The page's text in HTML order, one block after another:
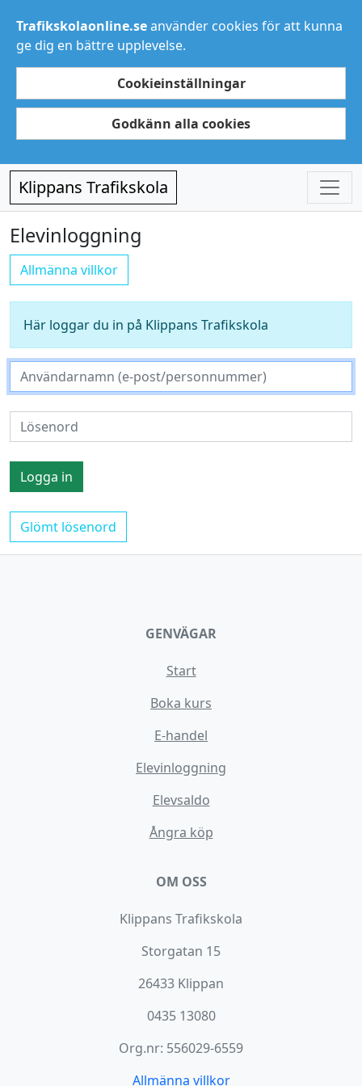
Trafikskolaonline.seanvänder cookies för att kunna
ge dig en bättre upplevelse.
Cookieinställningar
Godkänn alla cookies
Klippans Trafikskola
Elevinloggning
Allmänna villkor
Här loggar du in på Klippans Trafikskola
Glömt lösenord
GENVÄGAR
Start
Boka kurs
E-handel
Elevinloggning
Elevsaldo
Ångra köp
OM OSS
Klippans Trafikskola
Storgatan 15
26433 Klippan
0435 13080
Org.nr: 556029-6559
Allmänna villkor